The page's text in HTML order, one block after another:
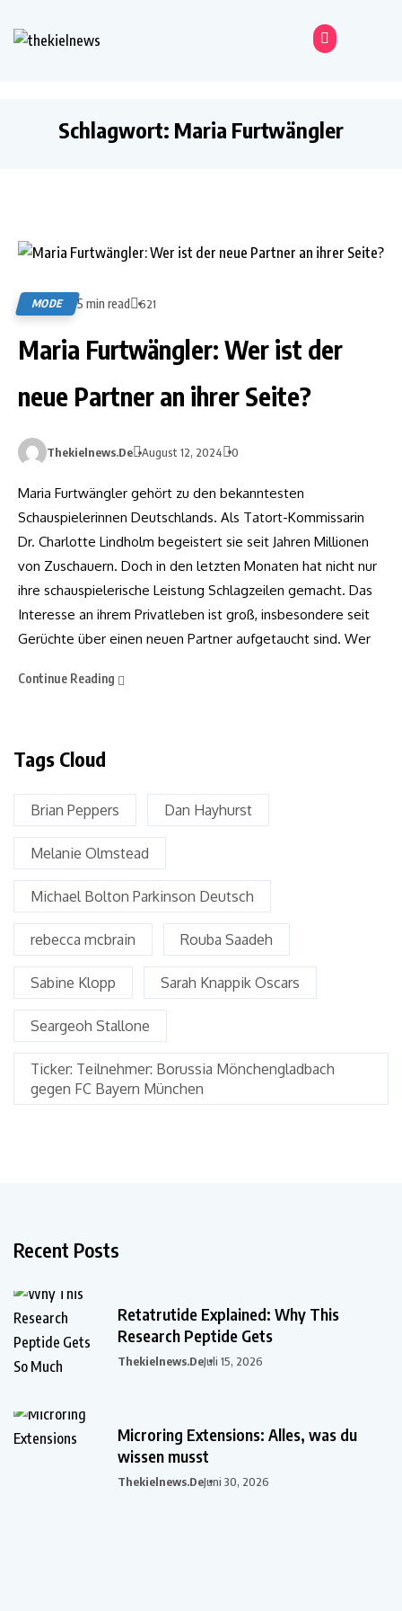
Schlagwort: Maria Furtwängler
MODE 5 min read 621
Maria Furtwängler: Wer ist der
neue Partner an ihrer Seite?
Thekielnews.de August 12, 2024 0
Maria Furtwängler gehört zu den bekanntesten
Schauspielerinnen Deutschlands. Als Tatort-Kommissarin
Dr. Charlotte Lindholm begeistert sie seit Jahren Millionen
von Zuschauern. Doch in den letzten Monaten hat nicht nur
ihre schauspielerische Leistung Schlagzeilen gemacht. Das
Interesse an ihrem Privatleben ist groß, insbesondere seit
Gerüchte über einen neuen Partner aufgetaucht sind. Wer
Continue Reading
Tags Cloud
Brian Peppers Dan Hayhurst
Melanie Olmstead
Michael Bolton Parkinson Deutsch
rebecca mcbrain Rouba Saadeh
Sabine Klopp Sarah Knappik Oscars
Seargeoh Stallone
Ticker: Teilnehmer: Borussia Mönchengladbach
gegen FC Bayern München
Recent Posts
Retatrutide Explained: Why This
Research Peptide Gets
Thekielnews.deJuli 15, 2026
Microring Extensions: Alles, was du
wissen musst
Thekielnews.deJuni 30, 2026